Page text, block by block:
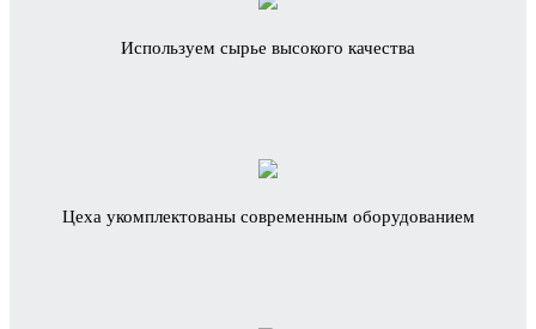
Используем сырье высокого качества
Цеха укомплектованы современным оборудованием